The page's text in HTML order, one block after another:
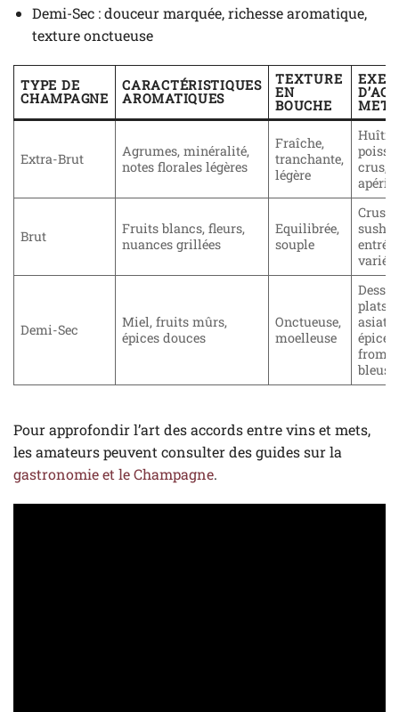
Demi-Sec : douceur marquée, richesse aromatique,
texture onctueuse
TYPE DE
CHAMPAGNE
CARACTÉRISTIQUES
AROMATIQUES
TEXTURE
EN
BOUCHE METS
Extra-Brut
Agrumes, minéralité,
notes florales légères
Fraîche,
tranchante,
légère
crus,
Brut
Fruits blancs, fleurs,
nuances grillées
Equilibrée,
souple
sushi,
Demi-Sec
Miel, fruits mûrs,
épices douces
Onctueuse,
moelleuse
plats
épicés,
bleus
Pour approfondir l’art des accords entre vins et mets,
les amateurs peuvent consulter des guides sur la
gastronomie et le Champagne.